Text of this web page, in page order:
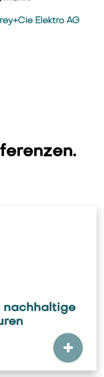
Elektro AG
nachhaltige